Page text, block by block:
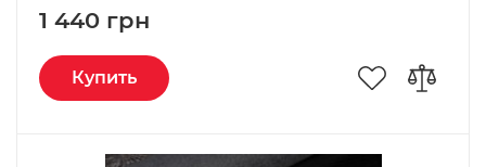
1 440 грн
Купить